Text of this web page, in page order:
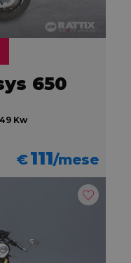
650
Kw
€111/mese